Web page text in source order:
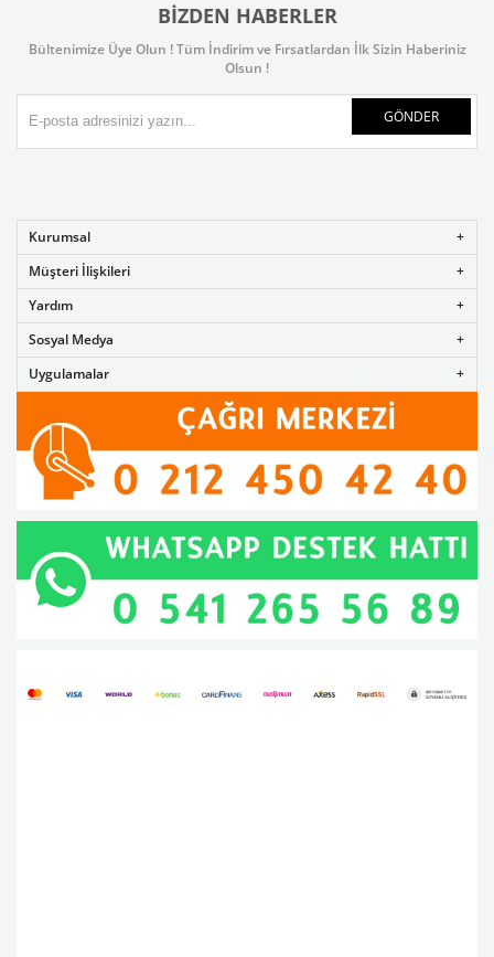
BIZDEN HABERLER
Bültenimize Üye Olun ! Tüm İndirim ve Fırsatlardan İlk Sizin Haberiniz
Olsun !
GÖNDER
Kurumsal
Müşteri İlişkileri
Yardım
Sosyal Medya
Uygulamalar